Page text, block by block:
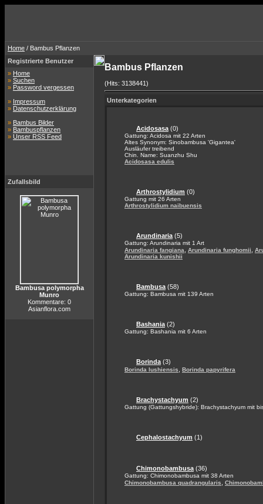
Home / Bambus Pflanzen
Registrierte Benutzer
» Home
» Suchen
» Password vergessen
» Impressum
» Datenschutzerklärung
» Bambus Bilder
» Bambuspflanzen
» Unser RSS Feed
Zufallsbild
Bambusa polymorpha
Munro
Kommentare: 0
Asianflora.com
Bambus Pflanzen
(Hits: 3138441)
Unterkategorien
Acidosasa (0)
Gattung: Acidosa mit 22 Arten
Altes Synonym: Sinobambusa 'Gigantea'
Ausläufer treibend
Chin. Name: Suanzhu Shu
Acidosasa edulis
Arthrostylidium (0)
Gattung mit 26 Arten
Arthrostylidium naibuensis
Arundinaria (5)
Gattung: Arundinaria mit 1 Art
Arundinaria fangiana
Arundinaria funghomii
Arundinaria kunishii
Bambusa (58)
Gattung: Bambusa mit 139 Arten
Bashania (2)
Gattung: Bashania mit 6 Arten
Borinda (3)
Borinda lushiensis Borinda papyrifera
Brachystachyum (2)
Gattung (Gattungshybride): Brachystachyum mit
Cephalostachyum (1)
Chimonobambusa (36)
Gattung: Chimonobambusa mit 38 Arten
Chimonobambusa quadrangularis